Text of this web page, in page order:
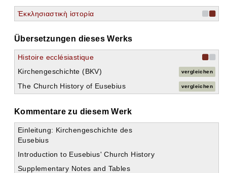
Ἐκκλησιαστικὴ ἱστορία
Übersetzungen dieses Werks
Histoire ecclésiastique
Kirchengeschichte (BKV)
vergleichen
The Church History of Eusebius vergleichen
Kommentare zu diesem Werk
Einleitung: Kirchengeschichte des
Eusebius
Introduction to Eusebius' Church History
Supplementary Notes and Tables